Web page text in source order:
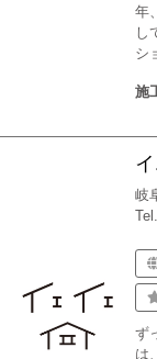
年
し
シ
施
岐
ず
は